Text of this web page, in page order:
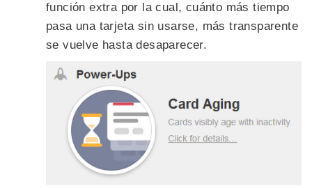
función extra por la cual, cuánto más tiempo
pasa una tarjeta sin usarse, más transparente
se vuelve hasta desaparecer.